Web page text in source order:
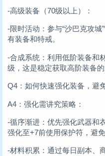
-高级装备（70级以上）：
-限时活动：参与“沙巴克攻城
有装备和特戒。
-合成系统：利用低阶装备和
级，这是稳定获取高阶装备的
Q4：如何快速强化装备，避
A4：强化需讲究策略：
-循序渐进：优先强化武器和
强化至+7前使用保护符，避免
-材料积累：通过每日副本、